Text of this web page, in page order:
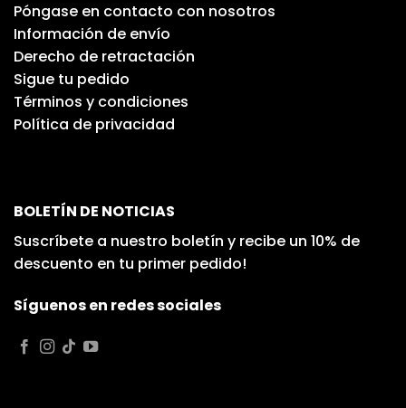
Póngase en contacto con nosotros
Información de envío
Derecho de retractación
Sigue tu pedido
Términos y condiciones
Política de privacidad
BOLETÍN DE NOTICIAS
Suscríbete a nuestro boletín y recibe un 10% de
descuento en tu primer pedido!
Síguenos en redes sociales